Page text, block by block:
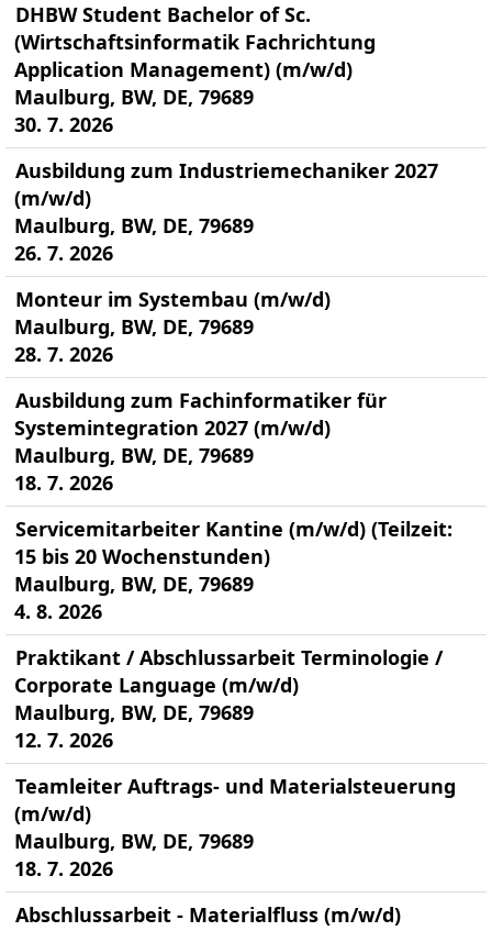
DHBW Student Bachelor of Sc.
(Wirtschaftsinformatik Fachrichtung
Application Management) (m/w/d)
Maulburg, BW, DE, 79689
30. 7. 2026
Ausbildung zum Industriemechaniker 2027
(m/w/d)
Maulburg, BW, DE, 79689
26. 7. 2026
Monteur im Systembau (m/w/d)
Maulburg, BW, DE, 79689
28. 7. 2026
Ausbildung zum Fachinformatiker für
Systemintegration 2027 (m/w/d)
Maulburg, BW, DE, 79689
18. 7. 2026
Servicemitarbeiter Kantine (m/w/d) (Teilzeit:
15 bis 20 Wochenstunden)
Maulburg, BW, DE, 79689
4. 8. 2026
Praktikant / Abschlussarbeit Terminologie /
Corporate Language (m/w/d)
Maulburg, BW, DE, 79689
12. 7. 2026
Teamleiter Auftrags- und Materialsteuerung
(m/w/d)
Maulburg, BW, DE, 79689
18. 7. 2026
Abschlussarbeit - Materialfluss (m/w/d)